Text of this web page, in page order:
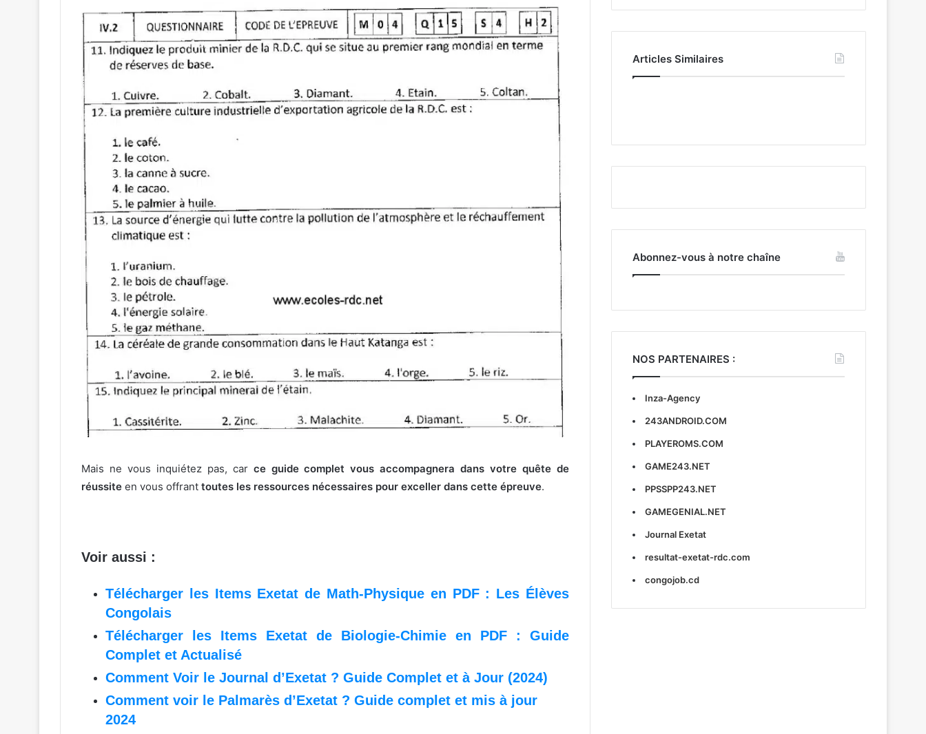
Mais ne vous inquiétez pas, car ce guide complet vous accompagnera dans votre quête de
réussite en vous offrant toutes les ressources nécessaires pour exceller dans cette épreuve.
Voir aussi :
Télécharger les Items Exetat de Math-Physique en PDF : Les Élèves
Congolais
Télécharger les Items Exetat de Biologie-Chimie en PDF : Guide
Complet et Actualisé
Comment Voir le Journal d’Exetat ? Guide Complet et à Jour (2024)
Comment voir le Palmarès d’Exetat ? Guide complet et mis à jour
2024
Articles Similaires
Abonnez-vous à notre chaîne
NOS PARTENAIRES :
Inza-Agency
243ANDROID.COM
PLAYEROMS.COM
GAME243.NET
PPSSPP243.NET
GAMEGENIAL.NET
Journal Exetat
resultat-exetat-rdc.com
congojob.cd